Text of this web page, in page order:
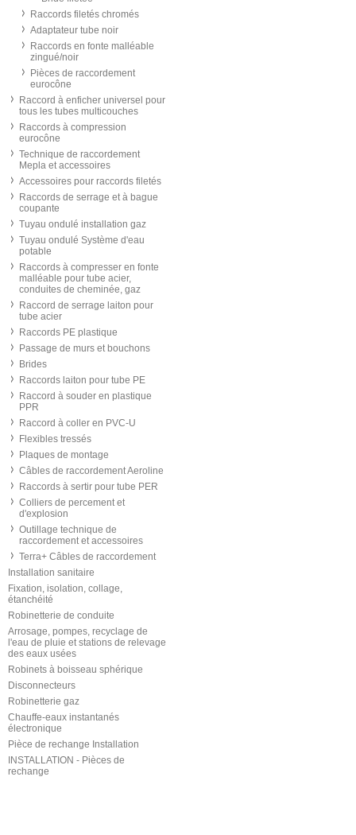
Raccords filetés chromés
Adaptateur tube noir
Raccords en fonte malléable
zingué/noir
Pièces de raccordement
eurocône
Raccord à enficher universel pour
tous les tubes multicouches
Raccords à compression
eurocône
Technique de raccordement
Mepla et accessoires
Accessoires pour raccords filetés
Raccords de serrage et à bague
coupante
Tuyau ondulé installation gaz
Tuyau ondulé Système d'eau
potable
Raccords à compresser en fonte
malléable pour tube acier,
conduites de cheminée, gaz
Raccord de serrage laiton pour
tube acier
Raccords PE plastique
Passage de murs et bouchons
Brides
Raccords laiton pour tube PE
Raccord à souder en plastique
PPR
Raccord à coller en PVC-U
Flexibles tressés
Plaques de montage
Câbles de raccordement Aeroline
Raccords à sertir pour tube PER
Colliers de percement et
d'explosion
Outillage technique de
raccordement et accessoires
Terra+ Câbles de raccordement
Installation sanitaire
Fixation, isolation, collage,
étanchéité
Robinetterie de conduite
Arrosage, pompes, recyclage de
l'eau de pluie et stations de relevage
des eaux usées
Robinets à boisseau sphérique
Disconnecteurs
Robinetterie gaz
Chauffe-eaux instantanés
électronique
Pièce de rechange Installation
INSTALLATION - Pièces de
rechange